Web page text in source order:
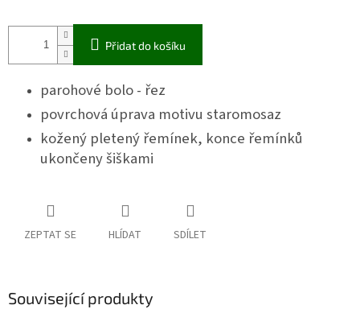
Přidat do košíku
parohové bolo - řez
povrchová úprava motivu staromosaz
kožený pletený řemínek, konce řemínků
ukončeny šiškami
ZEPTAT SE HLÍDAT SDÍLET
Související produkty